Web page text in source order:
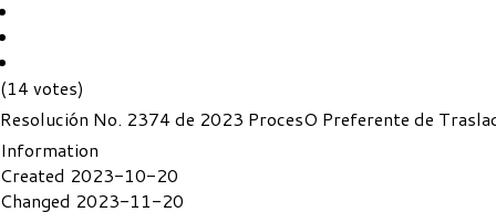
(14 votes)
Resolución No. 2374 de 2023 ProcesO Preferente de
Information
Created 2023-10-20
Changed 2023-11-20